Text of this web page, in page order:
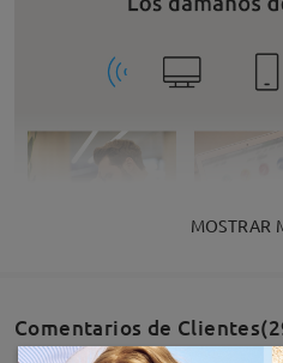
MOSTRAR
Comentarios de